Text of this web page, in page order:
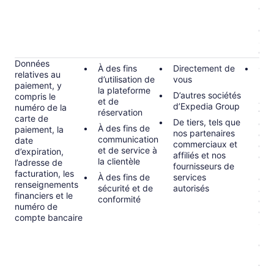
est
Données
relatives au
paiement, y
compris le
numéro de la
carte de
paiement, la
date
d’expiration,
l’adresse de
facturation, les
renseignements
financiers et le
numéro de
compte bancaire
À des fins
d’utilisation de
la plateforme
et de
réservation
À des fins de
communication
et de service à
la clientèle
À des fins de
sécurité et de
conformité
Directement de
vous
D’autres sociétés
d’Expedia Group
De tiers, tels que
nos partenaires
commerciaux et
affiliés et nos
fournisseurs de
services
autorisés
de
et
et
en